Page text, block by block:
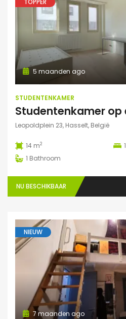
5 maanden ago
STUDENTENKAMER
Leopoldplein 23, Hasselt, België
14 m2 1
1 Bathroom
NU BESCHIKBAAR
NIEUW
7 maanden ago